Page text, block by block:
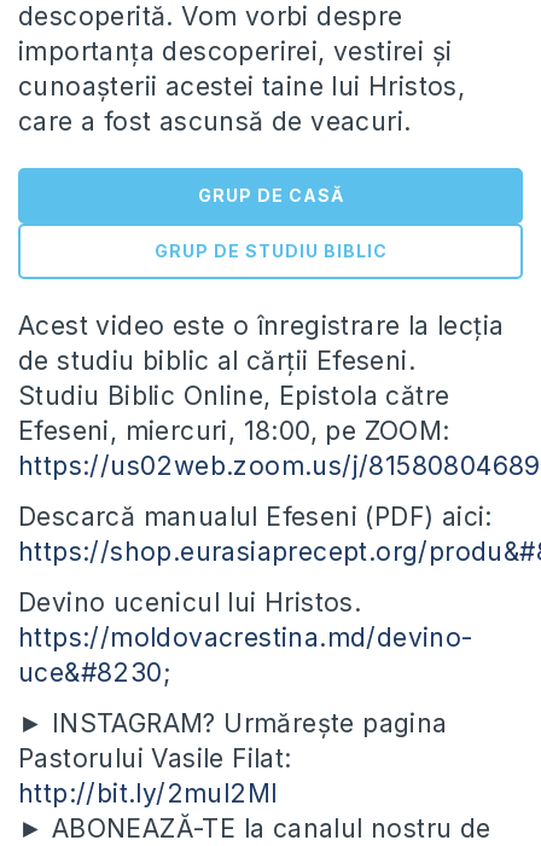
descoperită. Vom vorbi despre
importanța descoperirei, vestirei și
cunoașterii acestei taine lui Hristos,
care a fost ascunsă de veacuri.
GRUP DE CASĂ
GRUP DE STUDIU BIBLIC
Acest video este o înregistrare la lecția
de studiu biblic al cărții Efeseni.
Studiu Biblic Online, Epistola către
Efeseni, miercuri, 18:00, pe ZOOM:
https://us02web.zoom.us/j/81580804689
Descarcă manualul Efeseni (PDF) aici:
https://shop.eurasiaprecept.org/
Devino ucenicul lui Hristos.
https://moldovacrestina.md/devino-
uce&#8230;
► INSTAGRAM? Urmărește pagina
Pastorului Vasile Filat:
http://bit.ly/2mul2Ml
► ABONEAZĂ-TE la canalul nostru de